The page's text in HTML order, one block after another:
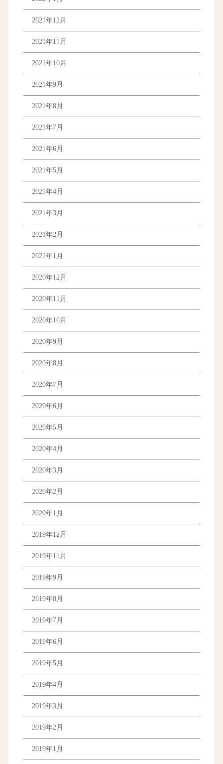
2021年12月
2021年11月
2021年10月
2021年9月
2021年8月
2021年7月
2021年6月
2021年5月
2021年4月
2021年3月
2021年2月
2021年1月
2020年12月
2020年11月
2020年10月
2020年9月
2020年8月
2020年7月
2020年6月
2020年5月
2020年4月
2020年3月
2020年2月
2020年1月
2019年12月
2019年11月
2019年9月
2019年8月
2019年7月
2019年6月
2019年5月
2019年4月
2019年3月
2019年2月
2019年1月